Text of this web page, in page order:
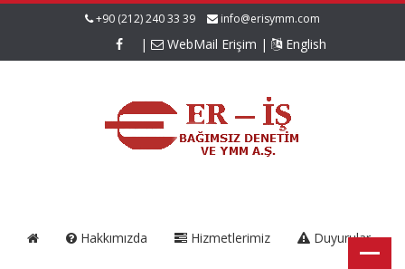
+90 (212) 240 33 39 info@erisymm.com
| WebMail Erişim | English
Hakkımızda Hizmetlerimiz Duyurular